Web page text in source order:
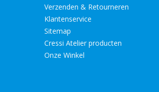
Verzenden & Retourneren
Klantenservice
Sitemap
Cressi Atelier producten
Onze Winkel